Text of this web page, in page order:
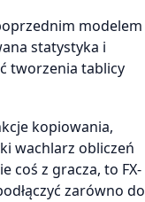
modelem
statystyka i
tworzenia tablicy
kopiowania,
wachlarz obliczeń
coś z gracza, to FX-
zarówno do